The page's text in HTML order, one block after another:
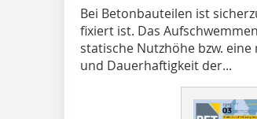
Bei Betonbauteilen ist
fixiert ist. Das
statische Nutzhöhe bzw.
und Dauerhaftigkeit der...